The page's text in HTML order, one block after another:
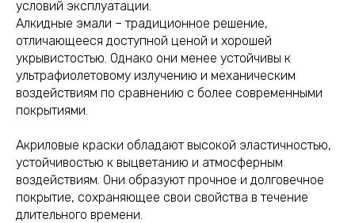
условий эксплуатации.
Алкидные эмали – традиционное решение,
отличающееся доступной ценой и хорошей
укрывистостью. Однако они менее устойчивы к
ультрафиолетовому излучению и механическим
воздействиям по сравнению с более современными
покрытиями.
Акриловые краски обладают высокой эластичностью,
устойчивостью к выцветанию и атмосферным
воздействиям. Они образуют прочное и долговечное
покрытие, сохраняющее свои свойства в течение
длительного времени.